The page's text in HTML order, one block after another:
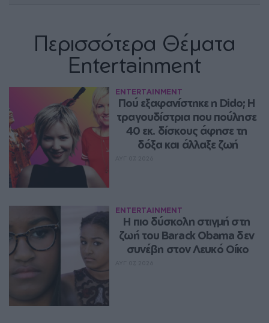
Περισσότερα Θέματα
Entertainment
ENTERTAINMENT
Πού εξαφανίστηκε η Dido; Η
τραγουδίστρια που πούλησε
40 εκ. δίσκους άφησε τη
δόξα και άλλαξε ζωή
ENTERTAINMENT
Η πιο δύσκολη στιγμή στη
ζωή του Barack Obama δεν
συνέβη στον Λευκό Οίκο